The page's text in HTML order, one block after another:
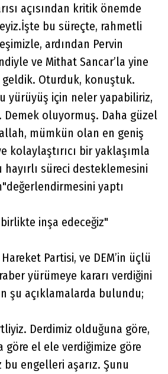
açısından kritik önemde
bu süreçte, rahmetli
ardından Pervin
ve Mithat Sancar’la yine
Oturduk, konuştuk.
yürüyüş için neler yapabiliriz,
oluyormuş. Daha güzel
mümkün olan en geniş
kolaylaştırıcı bir yaklaşımla
süreci desteklemesini
yaptı
birlikte inşa edeceğiz"
Partisi, ve DEM’in üçlü
yürümeye kararı verdiğini
şu açıklamalarda bulundu;
Derdimiz olduğuna göre,
el ele verdiğimize göre
bu engelleri aşarız. Şunu